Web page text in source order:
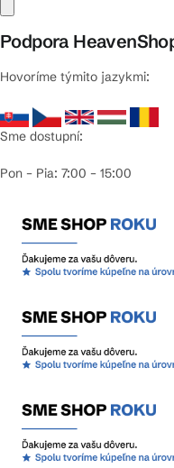
Podpora
Hovoríme týmito jazykmi:
Sme dostupní:
Pon – Pia: 7:00 – 15:00